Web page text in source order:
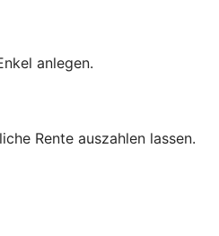
anlegen.
Rente auszahlen lassen.